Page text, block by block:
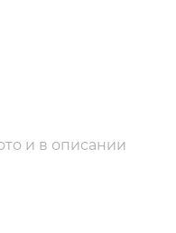
и в описании